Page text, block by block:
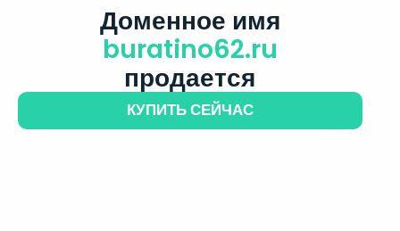
Доменное имя
buratino62.ru
продается
КУПИТЬ СЕЙЧАС